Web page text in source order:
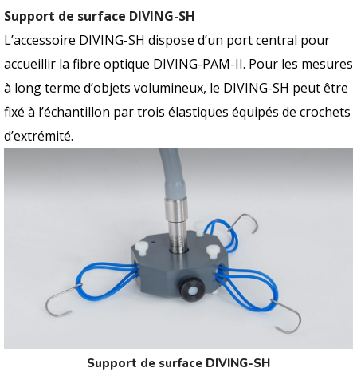
Support de surface DIVING-SH
L’accessoire DIVING-SH dispose d’un port central pour
accueillir la fibre optique DIVING-PAM-II. Pour les mesures
à long terme d’objets volumineux, le DIVING-SH peut être
fixé à l’échantillon par trois élastiques équipés de crochets
d’extrémité.
Support de surface DIVING-SH